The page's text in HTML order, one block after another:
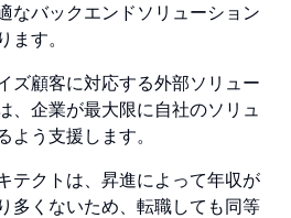
なバックエンドソリューション
ます。
ズ顧客に対応する外部ソリュー
、企業が最大限に自社のソリュ
よう支援します。
テクトは、昇進によって年収が
多くないため、転職しても同等